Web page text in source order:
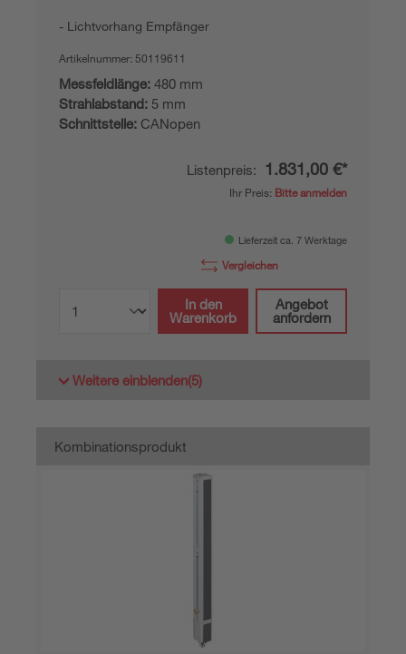
Lichtvorhang Empfänger
Artikelnummer: 50119611
Messfeldlänge: 480 mm
Strahlabstand: 5 mm
Schnittstelle: CANopen
Listenpreis: 1.831,00 €*
Ihr Preis: Bitte anmelden
Lieferzeit ca. 7 Werktage
Vergleichen
In den
Warenkorb
Angebot
anfordern
Weitere einblenden(5)
Kombinationsprodukt